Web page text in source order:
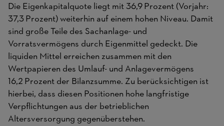
Die Eigenkapitalquote liegt mit 36,9 Prozent (Vorjahr:
37,3 Prozent) weiterhin auf einem hohen Niveau. Damit
sind große Teile des Sachanlage- und
Vorratsvermögens durch Eigenmittel gedeckt. Die
liquiden Mittel erreichen zusammen mit den
Wertpapieren des Umlauf- und Anlagevermögens
16,2 Prozent der Bilanzsumme. Zu berücksichtigen ist
hierbei, dass diesen Positionen hohe langfristige
Verpflichtungen aus der betrieblichen
Altersversorgung gegenüberstehen.